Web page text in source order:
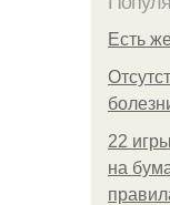
Есть
22
на